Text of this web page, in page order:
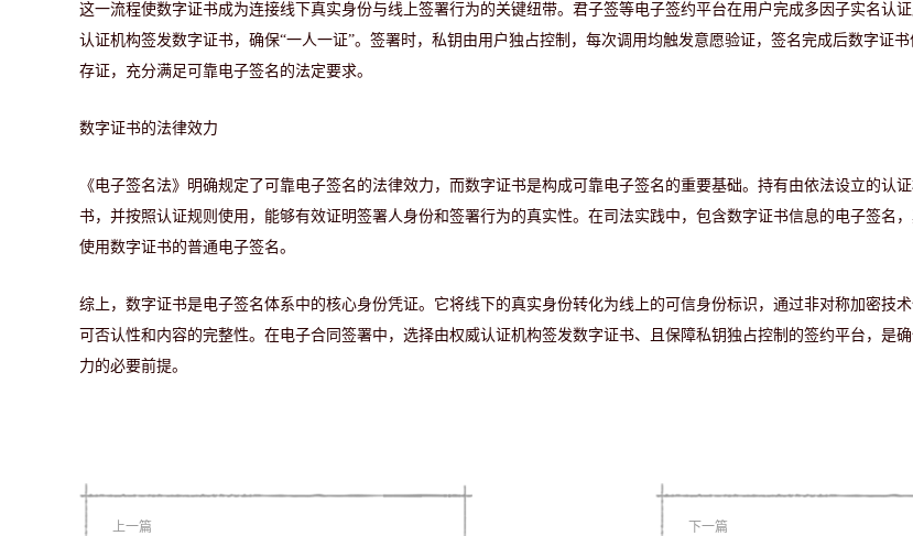
这一流程使数字证书成为连接线下真实身份与线上签署行为的关键纽带。君子签等电子签约平台在用户完成多因子实名认
认证机构签发数字证书，确保“一人一证”。签署时，私钥由用户独占控制，每次调用均触发意愿验证，签名完成后数字证
存证，充分满足可靠电子签名的法定要求。
数字证书的法律效力
《电子签名法》明确规定了可靠电子签名的法律效力，而数字证书是构成可靠电子签名的重要基础。持有由依法设立的认
书，并按照认证规则使用，能够有效证明签署人身份和签署行为的真实性。在司法实践中，包含数字证书信息的电子签名
使用数字证书的普通电子签名。
综上，数字证书是电子签名体系中的核心身份凭证。它将线下的真实身份转化为线上的可信身份标识，通过非对称加密技
可否认性和内容的完整性。在电子合同签署中，选择由权威认证机构签发数字证书、且保障私钥独占控制的签约平台，是
力的必要前提。
上一篇 下一篇